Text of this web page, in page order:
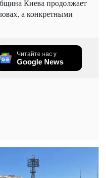
Киева продолжает
а конкретными
Читайте нас у
Google News